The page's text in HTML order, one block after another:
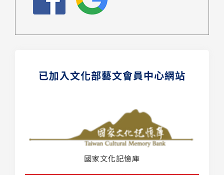
已加入文化部藝文會員中心網站
國家文化記憶庫